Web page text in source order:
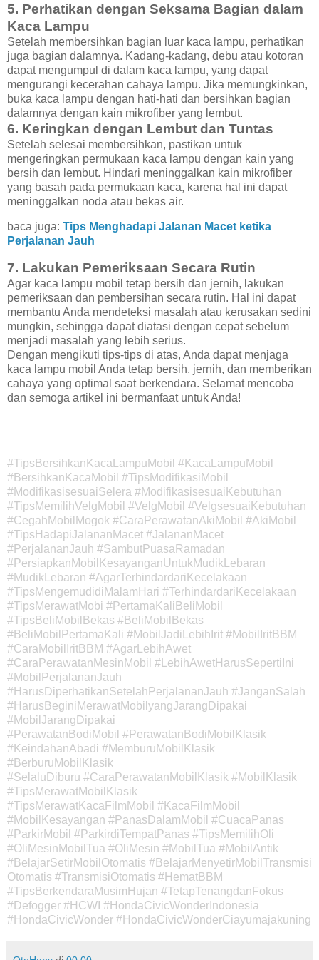
5. Perhatikan dengan Seksama Bagian dalam
Kaca Lampu
Setelah membersihkan bagian luar kaca lampu, perhatikan
juga bagian dalamnya. Kadang-kadang, debu atau kotoran
dapat mengumpul di dalam kaca lampu, yang dapat
mengurangi kecerahan cahaya lampu. Jika memungkinkan,
buka kaca lampu dengan hati-hati dan bersihkan bagian
dalamnya dengan kain mikrofiber yang lembut.
6. Keringkan dengan Lembut dan Tuntas
Setelah selesai membersihkan, pastikan untuk
mengeringkan permukaan kaca lampu dengan kain yang
bersih dan lembut. Hindari meninggalkan kain mikrofiber
yang basah pada permukaan kaca, karena hal ini dapat
meninggalkan noda atau bekas air.
baca juga: Tips Menghadapi Jalanan Macet ketika
Perjalanan Jauh
7. Lakukan Pemeriksaan Secara Rutin
Agar kaca lampu mobil tetap bersih dan jernih, lakukan
pemeriksaan dan pembersihan secara rutin. Hal ini dapat
membantu Anda mendeteksi masalah atau kerusakan sedini
mungkin, sehingga dapat diatasi dengan cepat sebelum
menjadi masalah yang lebih serius.
Dengan mengikuti tips-tips di atas, Anda dapat menjaga
kaca lampu mobil Anda tetap bersih, jernih, dan memberikan
cahaya yang optimal saat berkendara. Selamat mencoba
dan semoga artikel ini bermanfaat untuk Anda!
#TipsBersihkanKacaLampuMobil #KacaLampuMobil
#BersihkanKacaMobil #TipsModifikasiMobil
#ModifikasisesuaiSelera #ModifikasisesuaiKebutuhan
#TipsMemilihVelgMobil #VelgMobil #VelgsesuaiKebutuhan
#CegahMobilMogok #CaraPerawatanAkiMobil #AkiMobil
#TipsHadapiJalananMacet #JalananMacet
#PerjalananJauh #SambutPuasaRamadan
#PersiapkanMobilKesayanganUntukMudikLebaran
#MudikLebaran #AgarTerhindardariKecelakaan
#TipsMengemudidiMalamHari #TerhindardariKecelakaan
#TipsMerawatMobi #PertamaKaliBeliMobil
#TipsBeliMobilBekas #BeliMobilBekas
#BeliMobilPertamaKali #MobilJadiLebihIrit #MobilIritBBM
#CaraMobilIritBBM #AgarLebihAwet
#CaraPerawatanMesinMobil #LebihAwetHarusSepertiIni
#MobilPerjalananJauh
#HarusDiperhatikanSetelahPerjalananJauh #JanganSalah
#HarusBeginiMerawatMobilyangJarangDipakai
#MobilJarangDipakai
#PerawatanBodiMobil #PerawatanBodiMobilKlasik
#KeindahanAbadi #MemburuMobilKlasik
#BerburuMobilKlasik
#SelaluDiburu #CaraPerawatanMobilKlasik #MobilKlasik
#TipsMerawatMobilKlasik
#TipsMerawatKacaFilmMobil #KacaFilmMobil
#MobilKesayangan #PanasDalamMobil #CuacaPanas
#ParkirMobil #ParkirdiTempatPanas #TipsMemilihOli
#OliMesinMobilTua #OliMesin #MobilTua #MobilAntik
#BelajarSetirMobilOtomatis #BelajarMenyetirMobilTransmisi
Otomatis #TransmisiOtomatis #HematBBM
#TipsBerkendaraMusimHujan #TetapTenangdanFokus
#Defogger #HCWI #HondaCivicWonderIndonesia
#HondaCivicWonder #HondaCivicWonderCiayumajakuning